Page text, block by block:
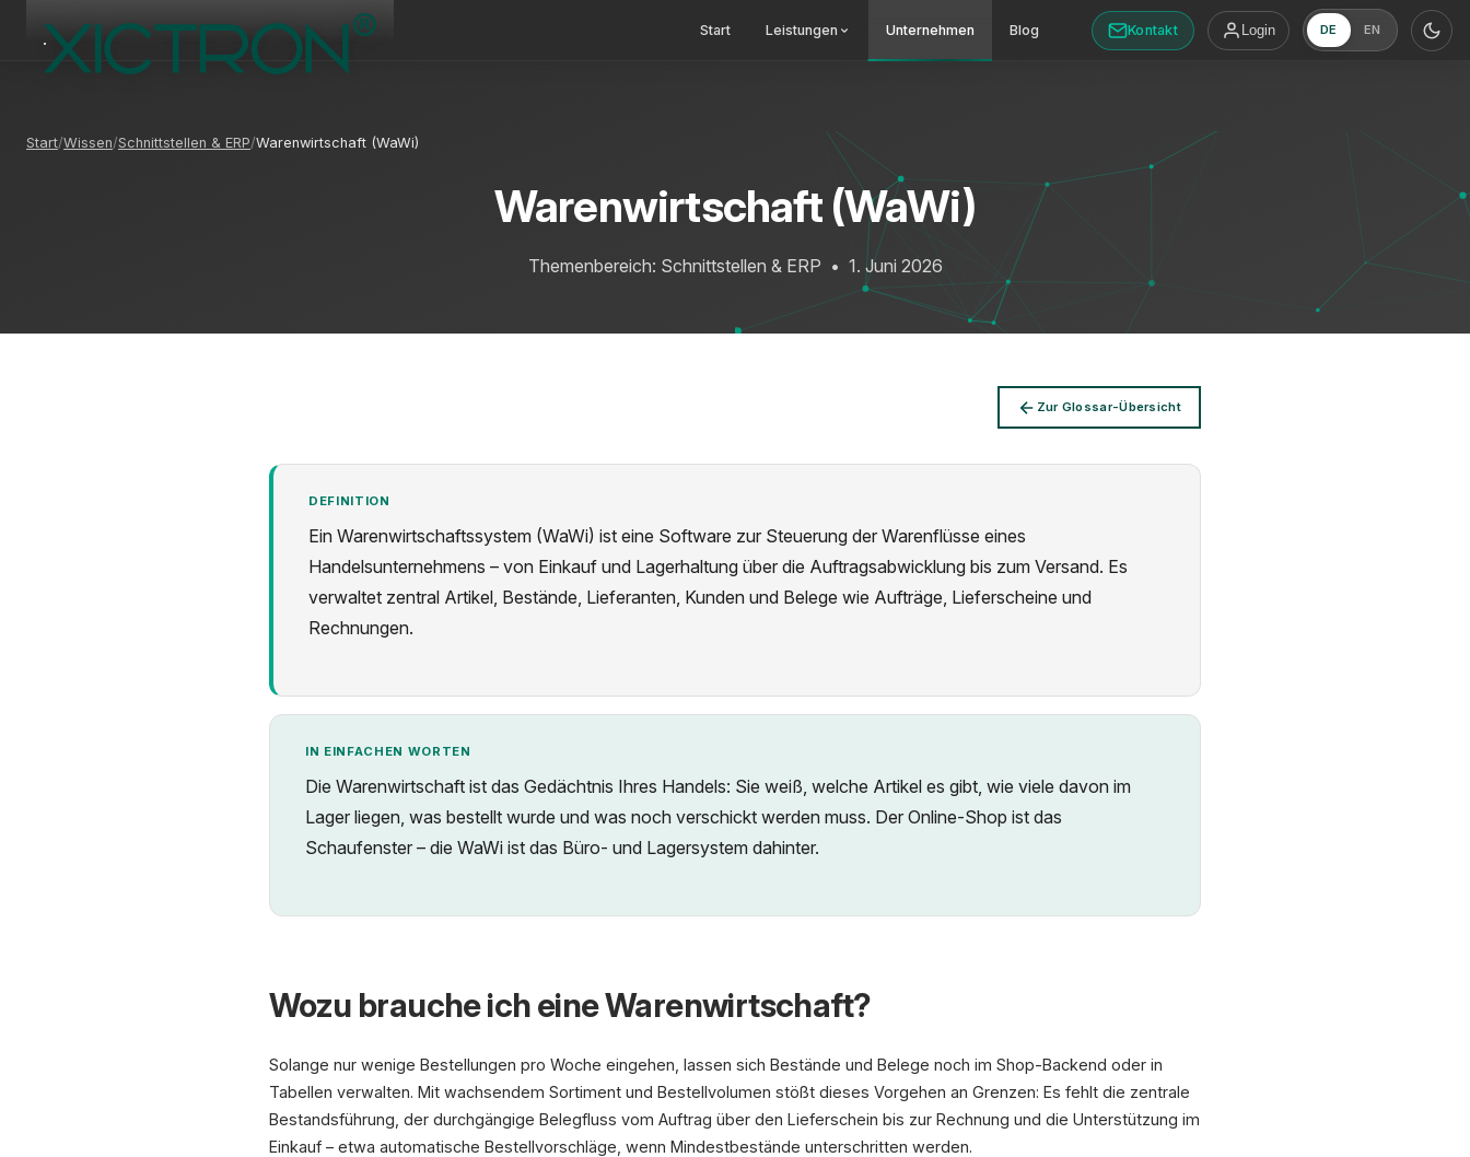
Start Leistungen Unternehmen Blog Kontakt Login DE EN
Start Wissen Schnittstellen & ERP Warenwirtschaft (WaWi)
Warenwirtschaft (WaWi)
Themenbereich: Schnittstellen & ERP • 1. Juni 2026
Zur Glossar-Übersicht
DEFINITION
Ein Warenwirtschaftssystem (WaWi) ist eine Software zur Steuerung der Warenflüsse eines
Handelsunternehmens – von Einkauf und Lagerhaltung über die Auftragsabwicklung bis zum Versand. Es
verwaltet zentral Artikel, Bestände, Lieferanten, Kunden und Belege wie Aufträge, Lieferscheine und
Rechnungen.
IN EINFACHEN WORTEN
Die Warenwirtschaft ist das Gedächtnis Ihres Handels: Sie weiß, welche Artikel es gibt, wie viele davon im
Lager liegen, was bestellt wurde und was noch verschickt werden muss. Der Online-Shop ist das
Schaufenster – die WaWi ist das Büro- und Lagersystem dahinter.
Wozu brauche ich eine Warenwirtschaft?
Solange nur wenige Bestellungen pro Woche eingehen, lassen sich Bestände und Belege noch im Shop-Backend oder in
Tabellen verwalten. Mit wachsendem Sortiment und Bestellvolumen stößt dieses Vorgehen an Grenzen: Es fehlt die zentrale
Bestandsführung, der durchgängige Belegfluss vom Auftrag über den Lieferschein bis zur Rechnung und die Unterstützung im
Einkauf – etwa automatische Bestellvorschläge, wenn Mindestbestände unterschritten werden.